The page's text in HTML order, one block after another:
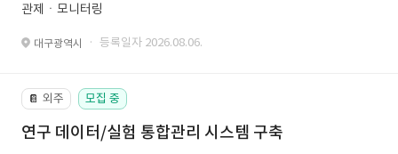
관제ㆍ모니터링
대구광역시 · 등록일자 2026.08.06.
📔 외주 모집 중
연구 데이터/실험 통합관리 시스템 구축